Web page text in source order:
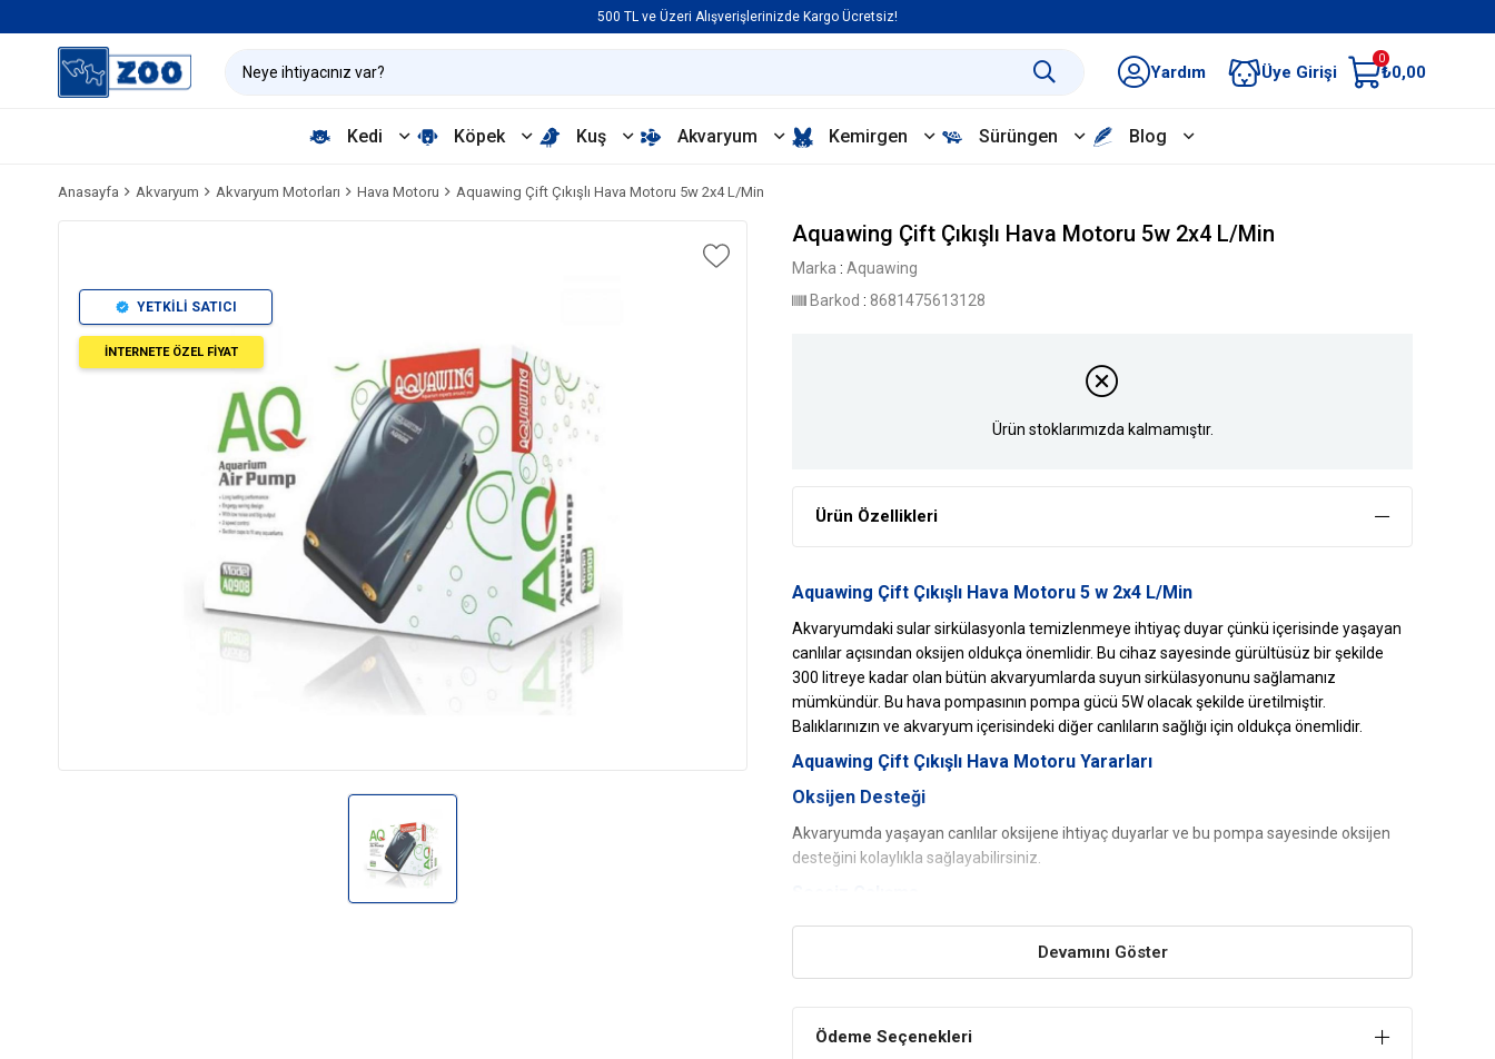
500 TL ve Üzeri Alışverişlerinizde Kargo Ücretsiz!
Yardım Üye Girişi
0
₺0,00
Kedi Köpek Kuş Akvaryum Kemirgen Sürüngen Blog
Anasayfa Akvaryum Akvaryum Motorları Hava Motoru Aquawing Çift Çıkışlı Hava Motoru 5w 2x4 L/Min
YETKİLİ SATICI
İNTERNETE ÖZEL FİYAT
Aquawing Çift Çıkışlı Hava Motoru 5w 2x4 L/Min
Marka : Aquawing
Barkod : 8681475613128
Ürün stoklarımızda kalmamıştır.
Ürün Özellikleri
Aquawing Çift Çıkışlı Hava Motoru 5 w 2x4 L/Min
Akvaryumdaki sular sirkülasyonla temizlenmeye ihtiyaç duyar çünkü içerisinde yaşayan
canlılar açısından oksijen oldukça önemlidir. Bu cihaz sayesinde gürültüsüz bir şekilde
300 litreye kadar olan bütün akvaryumlarda suyun sirkülasyonunu sağlamanız
mümkündür. Bu hava pompasının pompa gücü 5W olacak şekilde üretilmiştir.
Balıklarınızın ve akvaryum içerisindeki diğer canlıların sağlığı için oldukça önemlidir.
Aquawing Çift Çıkışlı Hava Motoru Yararları
Oksijen Desteği
Akvaryumda yaşayan canlılar oksijene ihtiyaç duyarlar ve bu pompa sayesinde oksijen
desteğini kolaylıkla sağlayabilirsiniz.
Yüksek performanslı ve sessiz olan bu hava pompası sudaki sirkülasyonu sağlarken
gürültü yapmaz. Gece de rahatlıkla çalıştırılabilir.
Devamını Göster
Ödeme Seçenekleri